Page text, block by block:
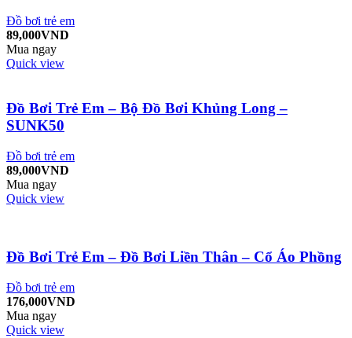
Đồ bơi trẻ em
89,000VND
Mua ngay
Quick view
Đồ Bơi Trẻ Em – Bộ Đồ Bơi Khủng Long –
SUNK50
Đồ bơi trẻ em
89,000VND
Mua ngay
Quick view
Đồ Bơi Trẻ Em – Đồ Bơi Liền Thân – Cổ Áo Phồng
Đồ bơi trẻ em
176,000VND
Mua ngay
Quick view